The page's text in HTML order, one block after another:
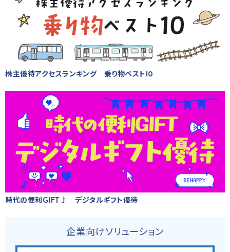
株主優待アクセスランキング 乗り物ベスト10
時代の便利GIFT♪ デジタルギフト優待
企業向けソリューション